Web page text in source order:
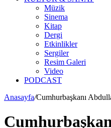
Müzik
Sinema
Kitap
Dergi
Etkinlikler
Sergiler
Resim Galeri
Video
PODCAST
Anasayfa/Cumhurbaşkanı